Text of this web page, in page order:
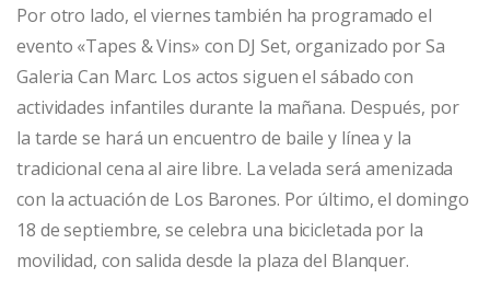
Por otro lado, el viernes también ha programado el
evento «Tapes & Vins» con DJ Set, organizado por Sa
Galeria Can Marc. Los actos siguen el sábado con
actividades infantiles durante la mañana. Después, por
la tarde se hará un encuentro de baile y línea y la
tradicional cena al aire libre. La velada será amenizada
con la actuación de Los Barones. Por último, el domingo
18 de septiembre, se celebra una bicicletada por la
movilidad, con salida desde la plaza del Blanquer.